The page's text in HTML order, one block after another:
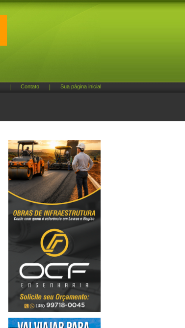
Contato Sua página inicial